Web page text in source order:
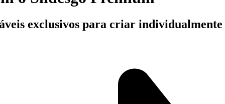
exclusivos para criar